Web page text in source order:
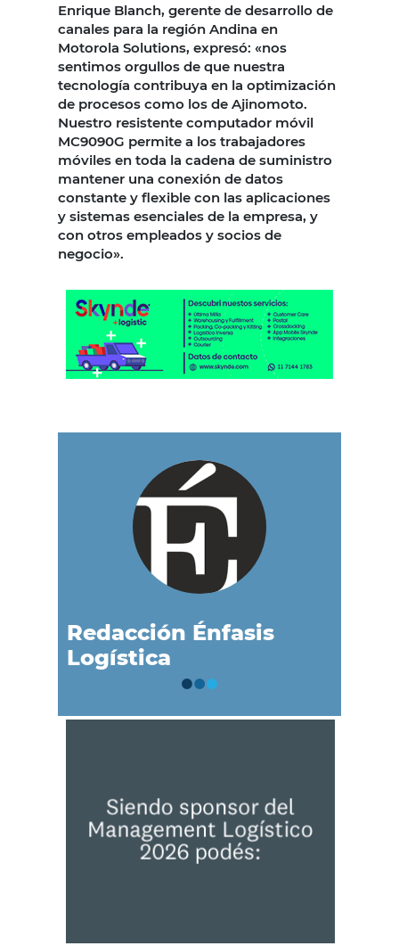
Enrique Blanch, gerente de desarrollo de
canales para la región Andina en
Motorola Solutions, expresó: «nos
sentimos orgullos de que nuestra
tecnología contribuya en la optimización
de procesos como los de Ajinomoto.
Nuestro resistente computador móvil
MC9090G permite a los trabajadores
móviles en toda la cadena de suministro
mantener una conexión de datos
constante y flexible con las aplicaciones
y sistemas esenciales de la empresa, y
con otros empleados y socios de
negocio».
Redacción Énfasis
Logística